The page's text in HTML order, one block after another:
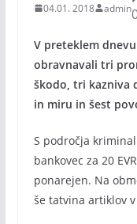
04.01. 2018 admin
V preteklem
obravnavali tri
škodo, tri kazniva
in miru in šest
S področja
bankovec za 20
ponarejen. Na
še tatvina artiklov